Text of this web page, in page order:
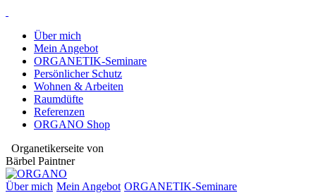
Über mich
Mein Angebot
ORGANETIK-Seminare
Persönlicher Schutz
Wohnen & Arbeiten
Raumdüfte
Referenzen
ORGANO Shop
Organetikerseite von
Bärbel Paintner
Über mich Mein Angebot ORGANETIK-Seminare